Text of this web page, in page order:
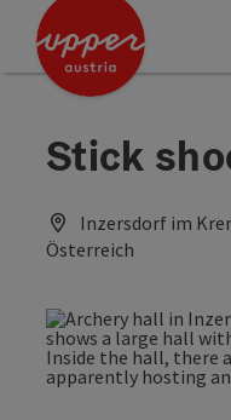
Accesskey
Accesskey
Stick
Inzersdorf im
Österreich